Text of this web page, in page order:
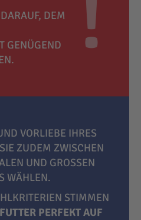
DEM
GENÜGEND
VORLIEBE IHRES
ZUDEM ZWISCHEN
UND GROSSEN P
WÄHLEN.
STIMMEN
PERFEKT AUF